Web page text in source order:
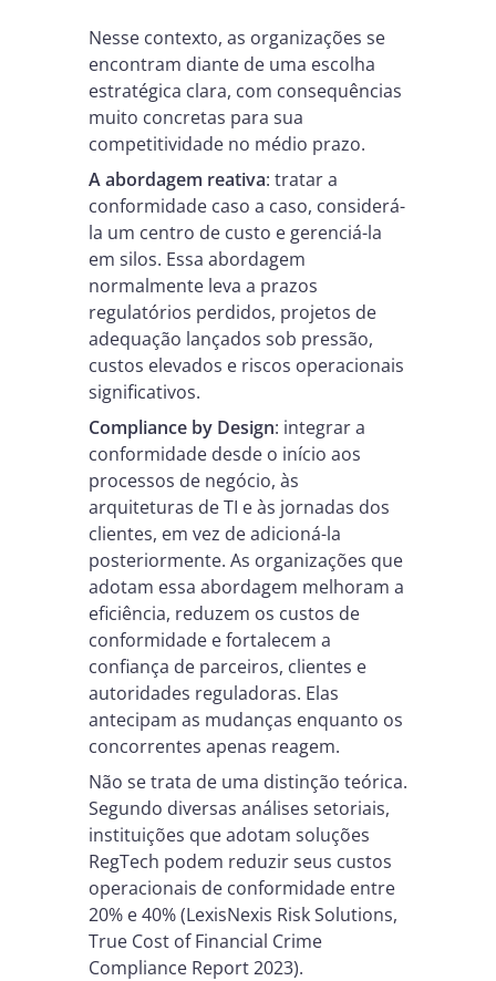
Nesse contexto, as organizações se
encontram diante de uma escolha
estratégica clara, com consequências
muito concretas para sua
competitividade no médio prazo.
A abordagem reativa: tratar a
conformidade caso a caso, considerá-
la um centro de custo e gerenciá-la
em silos. Essa abordagem
normalmente leva a prazos
regulatórios perdidos, projetos de
adequação lançados sob pressão,
custos elevados e riscos operacionais
significativos.
Compliance by Design: integrar a
conformidade desde o início aos
processos de negócio, às
arquiteturas de TI e às jornadas dos
clientes, em vez de adicioná-la
posteriormente. As organizações que
adotam essa abordagem melhoram a
eficiência, reduzem os custos de
conformidade e fortalecem a
confiança de parceiros, clientes e
autoridades reguladoras. Elas
antecipam as mudanças enquanto os
concorrentes apenas reagem.
Não se trata de uma distinção teórica.
Segundo diversas análises setoriais,
instituições que adotam soluções
RegTech podem reduzir seus custos
operacionais de conformidade entre
20% e 40% (LexisNexis Risk Solutions,
True Cost of Financial Crime
Compliance Report 2023).